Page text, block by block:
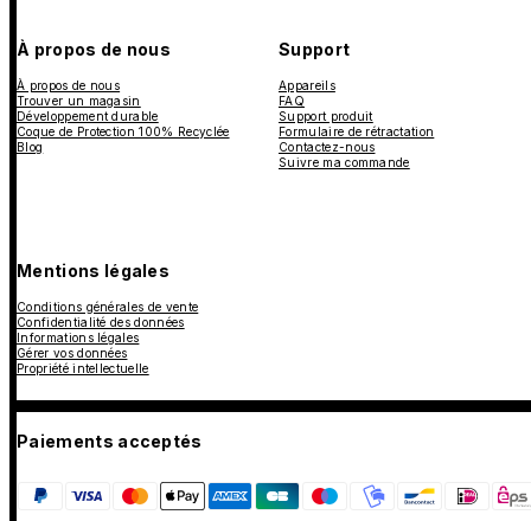
À propos de nous
À propos de nous
Trouver un magasin
Développement durable
Coque de Protection 100% Recyclée
Blog
Support
Appareils
FAQ
Support produit
Formulaire de rétractation
Contactez-nous
Suivre ma commande
Mentions légales
Conditions générales de vente
Confidentialité des données
Informations légales
Gérer vos données
Propriété intellectuelle
Paiements acceptés